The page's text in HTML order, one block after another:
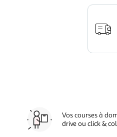
Vos courses à
drive ou click &